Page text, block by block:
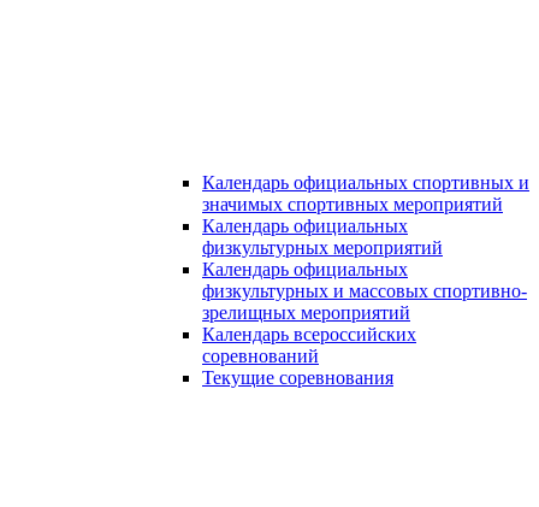
Календарь официальных спортивных и
значимых спортивных мероприятий
Календарь официальных
физкультурных мероприятий
Календарь официальных
физкультурных и массовых спортивно-
зрелищных мероприятий
Календарь всероссийских
соревнований
Текущие соревнования